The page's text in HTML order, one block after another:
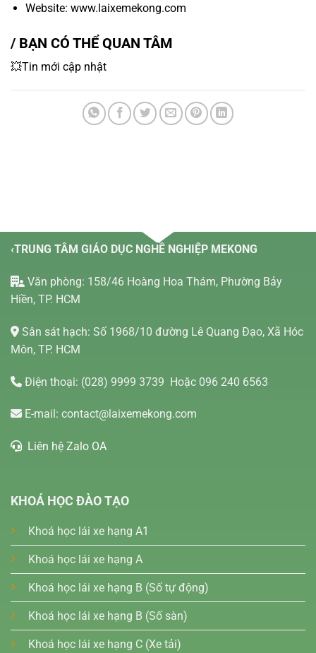
Website: www.laixemekong.com
/ BẠN CÓ THỂ QUAN TÂM
💥Tin mới cập nhật
‹TRUNG TÂM GIÁO DỤC NGHỀ NGHIỆP MEKONG
Văn phòng: 158/46 Hoàng Hoa Thám, Phường Bảy
Hiền, TP. HCM
Sân sát hạch: Số 1968/10 đường Lê Quang Đạo, Xã Hóc
Môn, TP. HCM
Điện thoại: (028) 9999 3739 Hoặc 096 240 6563
E-mail: contact@laixemekong.com
Liên hệ Zalo OA
KHOÁ HỌC ĐÀO TẠO
Khoá học lái xe hạng A1
Khoá học lái xe hạng A
Khoá học lái xe hạng B (Số tự động)
Khoá học lái xe hạng B (Số sàn)
Khoá học lái xe hạng C (Xe tải)